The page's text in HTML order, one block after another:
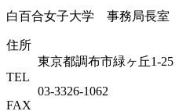
白百合女子大学 事務局長室
住所
東京都調布市緑ヶ丘1-25
TEL
03-3326-1062
FAX